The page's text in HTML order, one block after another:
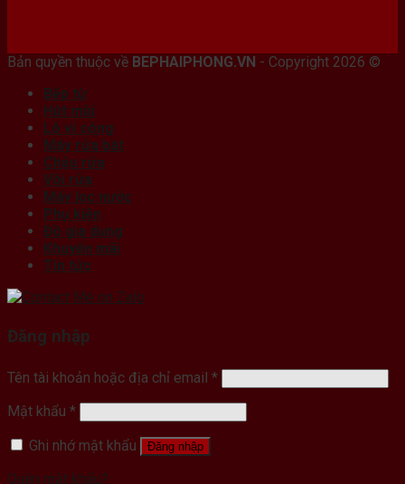
Bản quyền thuộc về BEPHAIPHONG.VN - Copyright 2026 ©
Bếp từ
Hút mùi
Lò vi sóng
Máy rửa bát
Chậu rửa
Vòi rửa
Máy lọc nước
Phụ kiện
Đồ gia dụng
Khuyến mãi
Tin tức
Đăng nhập
Tên tài khoản hoặc địa chỉ email *
Mật khẩu *
Ghi nhớ mật khẩu
Đăng nhập
Quên mật khẩu?